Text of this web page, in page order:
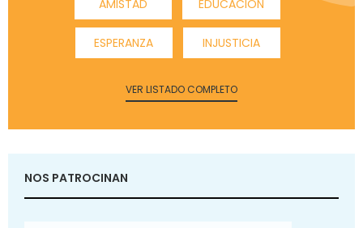
AMISTAD EDUCACIÓN
ESPERANZA INJUSTICIA
VER LISTADO COMPLETO
NOS PATROCINAN